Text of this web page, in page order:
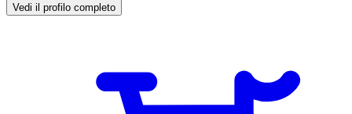
Vedi il profilo completo